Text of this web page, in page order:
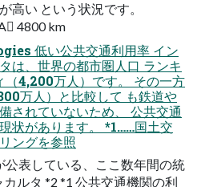
⾼い という状況です。
4800 km
低い公共交通利⽤率 イン
は、世界の都市圏⼈⼝ ランキ
（4,200万⼈）です。 その⼀⽅
万⼈）と⽐較して も鉄道や
されていないため、 公共交通
状があります。 *1……国⼟交
ングを参照
表している、ここ数年間の統
ルタ *2 *1 公共交通機関の利